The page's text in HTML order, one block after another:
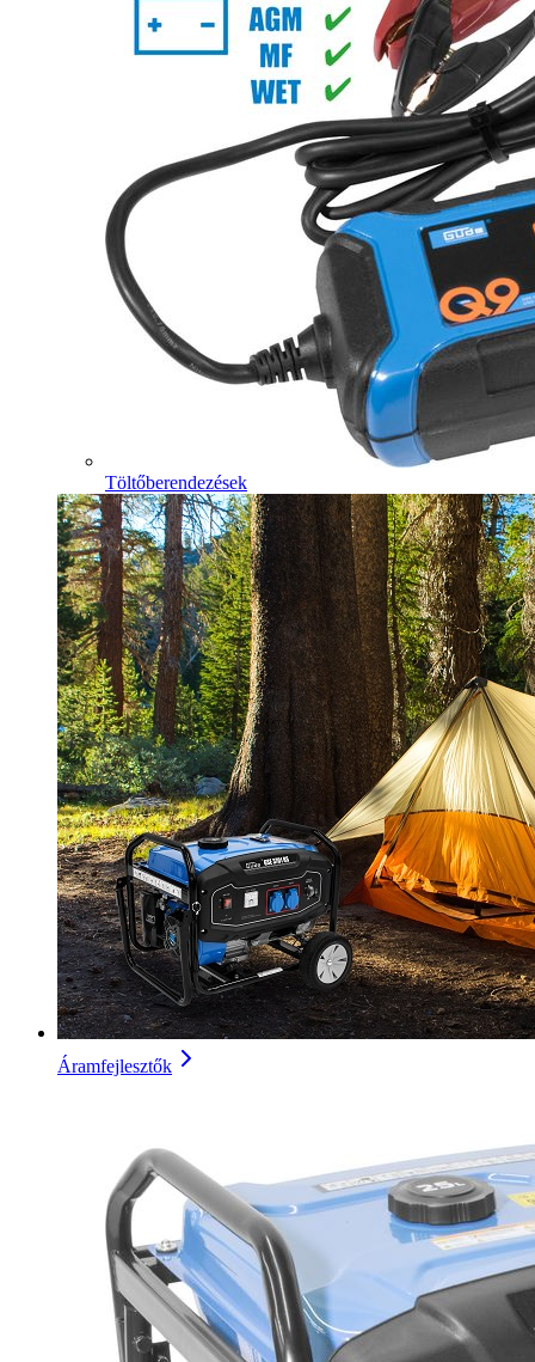
Töltőberendezések
Áramfejlesztők